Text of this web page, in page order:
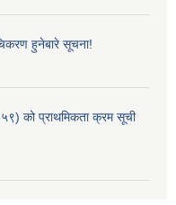
हुनेबारे सूचना!
५९) को प्राथमिकता क्रम सूची